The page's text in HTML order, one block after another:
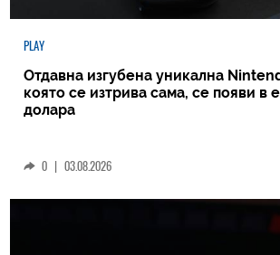
PLAY
Отдавна изгубена уникална
която се изтрива сама, се появи в
долара
0 | 03.08.2026